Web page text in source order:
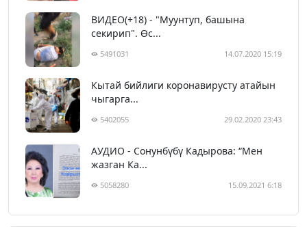
ВИДЕО(+18) - "Муунтуп, башына
секирип". Өс...
5491031 14.07.2020 15:19
Кытай бийлиги коронавирусту атайын
чыгарга...
5402055 29.02.2020 23:43
АУДИО - Сонунбүбү Кадырова: “Мен
жазган Ка...
5058280 15.09.2021 6:18